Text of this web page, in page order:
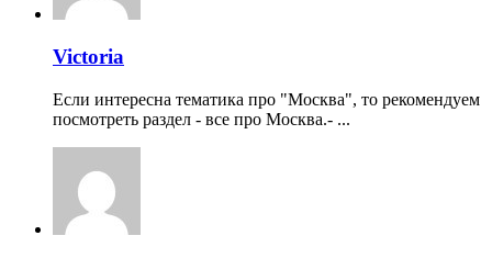
Victoria
Если интересна тематика про "Москва", то рекомендуем
посмотреть раздел - все про Москва.- ...